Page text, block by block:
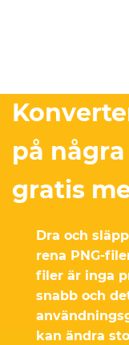
på
gratis
Dra och
rena PNG-
filer är inga
snabb och
kan ändra